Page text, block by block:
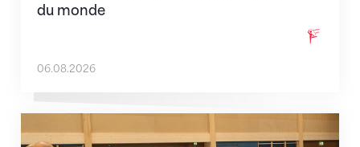
du monde
06.08.2026
En route pour Zagreb avec des objectifs clairs